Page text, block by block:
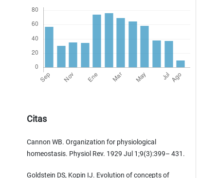
Citas
Cannon WB. Organization for physiological
homeostasis. Physiol Rev. 1929 Jul 1;9(3):399– 431.
Goldstein DS, Kopin IJ. Evolution of concepts of